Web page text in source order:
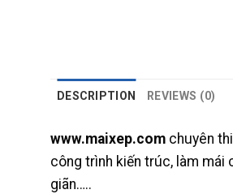
DESCRIPTION REVIEWS (0)
www.maixep.com chuyên
công trình kiến trúc, làm mái
giãn…..